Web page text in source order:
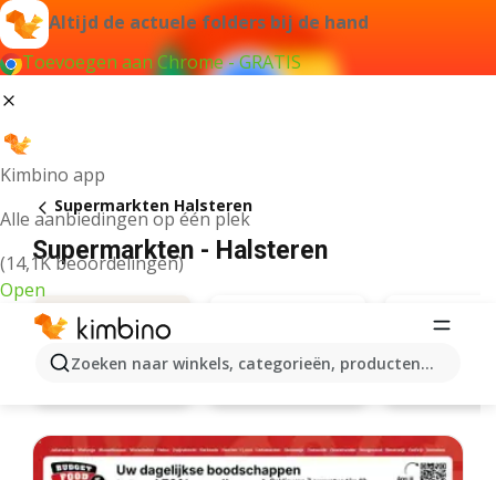
Altijd de actuele folders bij de hand
Toevoegen aan Chrome - GRATIS
Kimbino app
Alle aanbiedingen op één plek
(14,1K beoordelingen)
Open
Zoeken naar winkels, categorieën, producten...
Supermarkten Halsteren
Supermarkten - Halsteren
Albert Heijn